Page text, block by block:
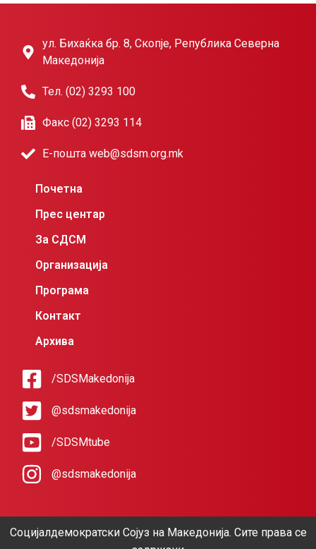
ул. Бихаќка бр. 8, Скопје, Република Северна
Македонија
Тел. (02) 3293 100
Факс (02) 3293 114
Е-пошта web@sdsm.org.mk
Почетна
Прес центар
За СДСМ
Организација
Програма
Контакт
Архива
/SDSMakedonija
@sdsmakedonija
/SDSMtube
@sdsmakedonija
Социјалдемократски Сојуз на Македонија. Сите права се